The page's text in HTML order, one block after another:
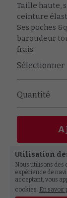
Taille haute,
ceinture
Ses poches
baroudeur
frais.
Sélectionner
Quantité
Utilisation
Nous utilisons des
expérience de
acceptant, vous
cookies. En savoir